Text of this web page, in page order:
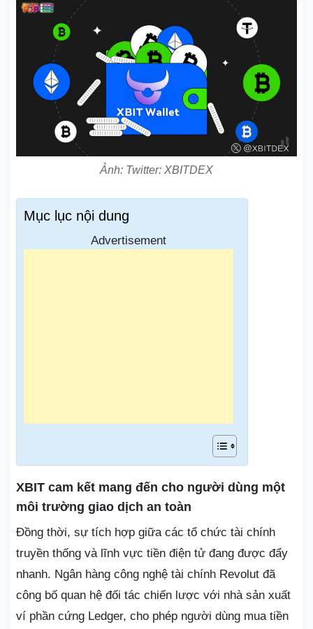
Ảnh: Twitter: XBITDEX
Mục lục nội dung
Advertisement
XBIT cam kết mang đến cho người dùng một
môi trường giao dịch an toàn
Đồng thời, sự tích hợp giữa các tổ chức tài chính
truyền thống và lĩnh vực tiền điện tử đang được đẩy
nhanh. Ngân hàng công nghệ tài chính Revolut đã
công bố quan hệ đối tác chiến lược với nhà sản xuất
ví phần cứng Ledger, cho phép người dùng mua tiền